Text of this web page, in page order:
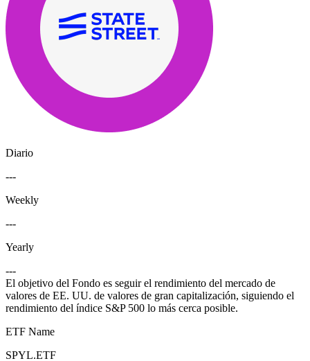
Diario
---
Weekly
---
Yearly
---
El objetivo del Fondo es seguir el rendimiento del mercado de
valores de EE. UU. de valores de gran capitalización, siguiendo el
rendimiento del índice S&P 500 lo más cerca posible.
ETF Name
SPYL.ETF